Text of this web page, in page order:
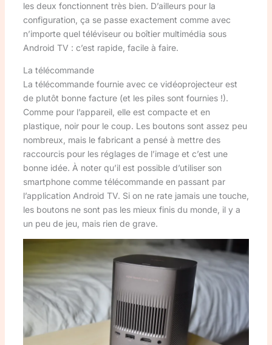
les deux fonctionnent très bien. D’ailleurs pour la
configuration, ça se passe exactement comme avec
n’importe quel téléviseur ou boîtier multimédia sous
Android TV : c’est rapide, facile à faire.
La télécommande
La télécommande fournie avec ce vidéoprojecteur est
de plutôt bonne facture (et les piles sont fournies !).
Comme pour l’appareil, elle est compacte et en
plastique, noir pour le coup. Les boutons sont assez peu
nombreux, mais le fabricant a pensé à mettre des
raccourcis pour les réglages de l’image et c’est une
bonne idée. À noter qu’il est possible d’utiliser son
smartphone comme télécommande en passant par
l’application Android TV. Si on ne rate jamais une touche,
les boutons ne sont pas les mieux finis du monde, il y a
un peu de jeu, mais rien de grave.